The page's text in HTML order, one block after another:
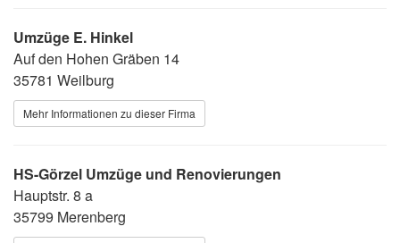
Umzüge E. Hinkel
Auf den Hohen Gräben 14
35781 Weilburg
Mehr Informationen zu dieser Firma
HS-Görzel Umzüge und Renovierungen
Hauptstr. 8 a
35799 Merenberg